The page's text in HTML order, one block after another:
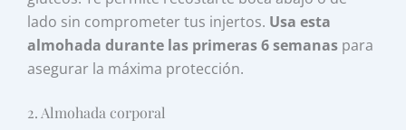
lado sin comprometer tus injertos. Usa esta
almohada durante las primeras 6 semanas para
asegurar la máxima protección.
2. Almohada corporal